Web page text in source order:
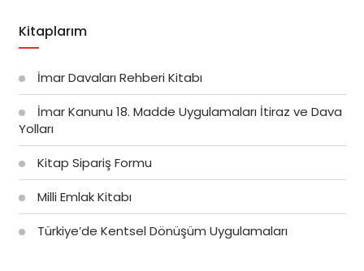
Kitaplarım
İmar Davaları Rehberi Kitabı
İmar Kanunu 18. Madde Uygulamaları İtiraz ve Dava
Yolları
Kitap Sipariş Formu
Milli Emlak Kitabı
Türkiye’de Kentsel Dönüşüm Uygulamaları